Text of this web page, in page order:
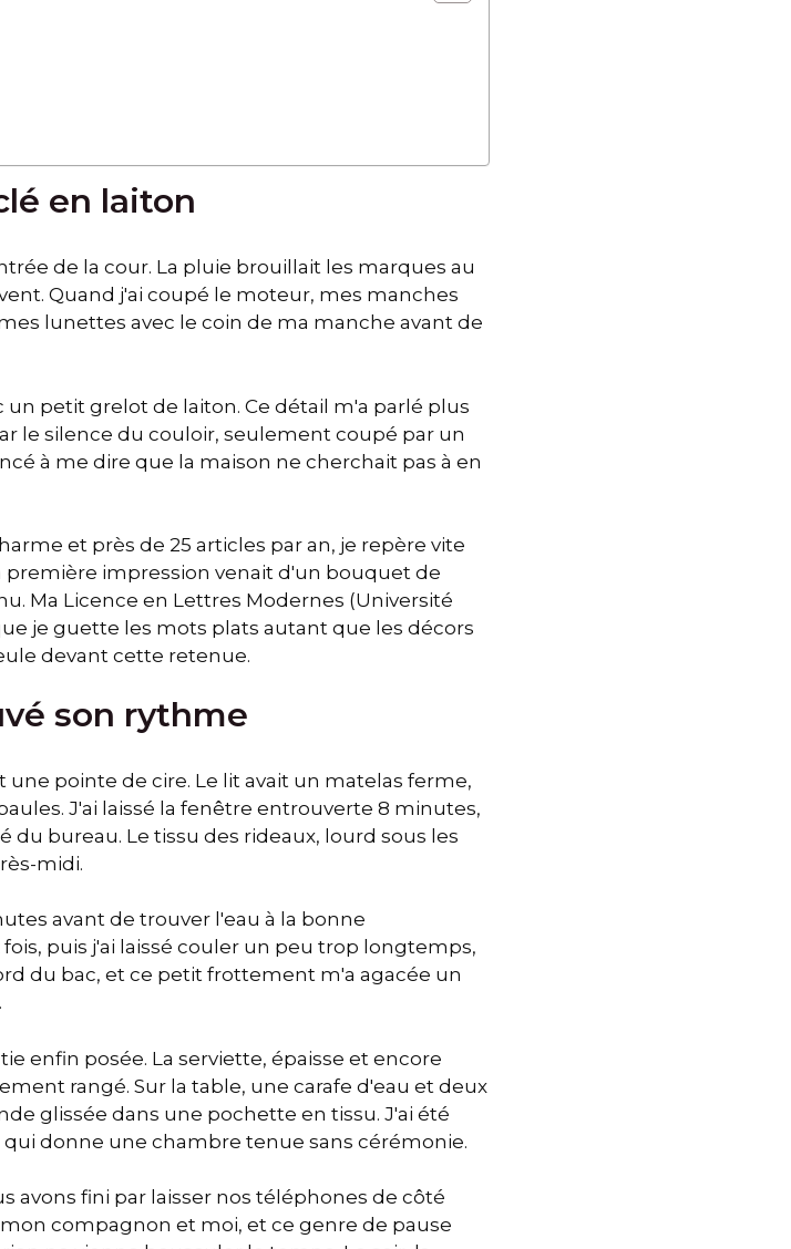
en laiton
de la cour. La pluie brouillait les marques au
Quand j'ai coupé le moteur, mes manches
lunettes avec le coin de ma manche avant de
un petit grelot de laiton. Ce détail m'a parlé plus
le silence du couloir, seulement coupé par un
à me dire que la maison ne cherchait pas à en
et près de 25 articles par an, je repère vite
première impression venait d'un bouquet de
Ma Licence en Lettres Modernes (Université
je guette les mots plats autant que les décors
devant cette retenue.
son rythme
pointe de cire. Le lit avait un matelas ferme,
J'ai laissé la fenêtre entrouverte 8 minutes,
du bureau. Le tissu des rideaux, lourd sous les
midi.
avant de trouver l'eau à la bonne
puis j'ai laissé couler un peu trop longtemps,
du bac, et ce petit frottement m'a agacée un
enfin posée. La serviette, épaisse et encore
rangé. Sur la table, une carafe d'eau et deux
glissée dans une pochette en tissu. J'ai été
donne une chambre tenue sans cérémonie.
avons fini par laisser nos téléphones de côté
compagnon et moi, et ce genre de pause